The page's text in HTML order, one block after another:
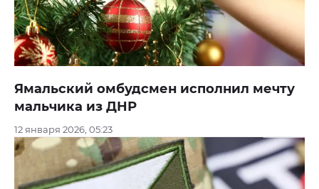
Ямальский омбудсмен исполнил мечту
мальчика из ДНР
12 января 2026, 05:23